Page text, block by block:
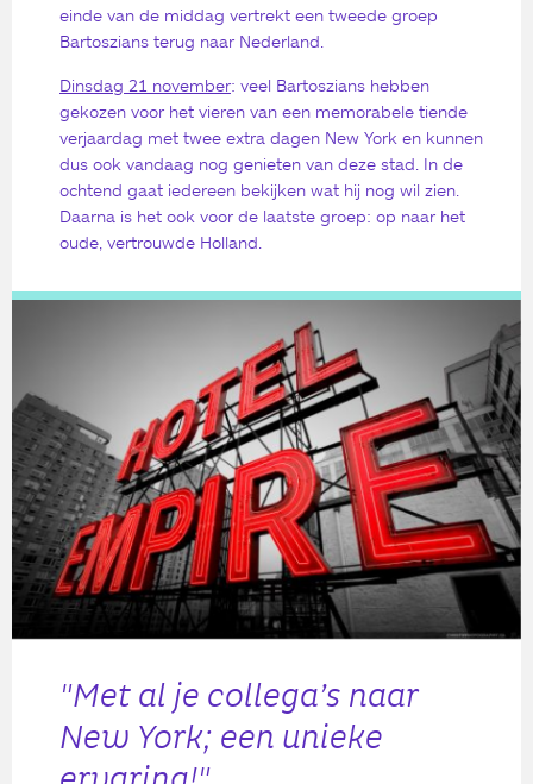
einde van de middag vertrekt een tweede groep
Bartoszians terug naar Nederland.
Dinsdag 21 november: veel Bartoszians hebben
gekozen voor het vieren van een memorabele tiende
verjaardag met twee extra dagen New York en kunnen
dus ook vandaag nog genieten van deze stad. In de
ochtend gaat iedereen bekijken wat hij nog wil zien.
Daarna is het ook voor de laatste groep: op naar het
oude, vertrouwde Holland.
"Met al je collega’s naar
New York; een unieke